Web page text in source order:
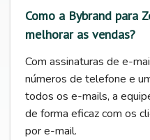
Como a Bybrand para
melhorar as vendas?
Com assinaturas de e-
números de telefone e
todos os e-mails, a
de forma eficaz com os
por e-mail.